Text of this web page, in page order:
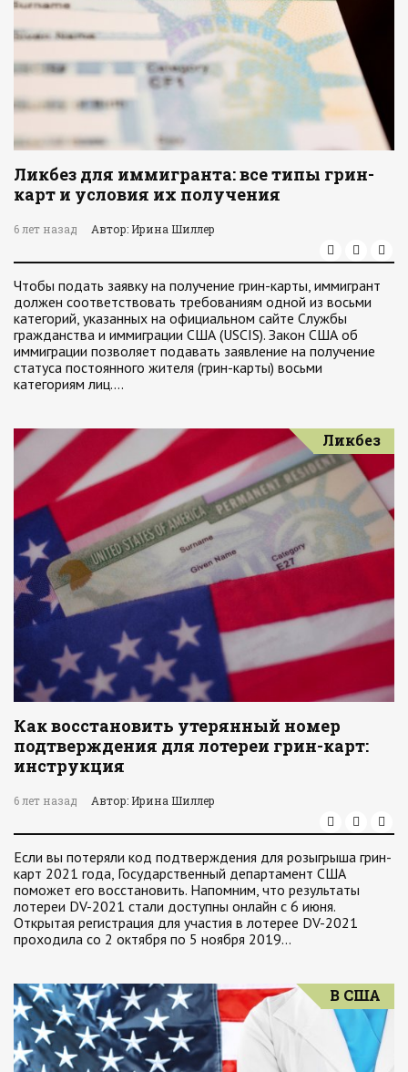
Ликбез для иммигранта: все типы грин-
карт и условия их получения
6 лет назад Автор: Ирина Шиллер
Чтобы подать заявку на получение грин-карты, иммигрант
должен соответствовать требованиям одной из восьми
категорий, указанных на официальном сайте Службы
гражданства и иммиграции США (USCIS). Закон США об
иммиграции позволяет подавать заявление на получение
статуса постоянного жителя (грин-карты) восьми
категориям лиц.…
Ликбез
Как восстановить утерянный номер
подтверждения для лотереи грин-карт:
инструкция
6 лет назад Автор: Ирина Шиллер
Если вы потеряли код подтверждения для розыгрыша грин-
карт 2021 года, Государственный департамент США
поможет его восстановить. Напомним, что результаты
лотереи DV-2021 стали доступны онлайн с 6 июня.
Открытая регистрация для участия в лотерее DV-2021
проходила со 2 октября по 5 ноября 2019…
В США